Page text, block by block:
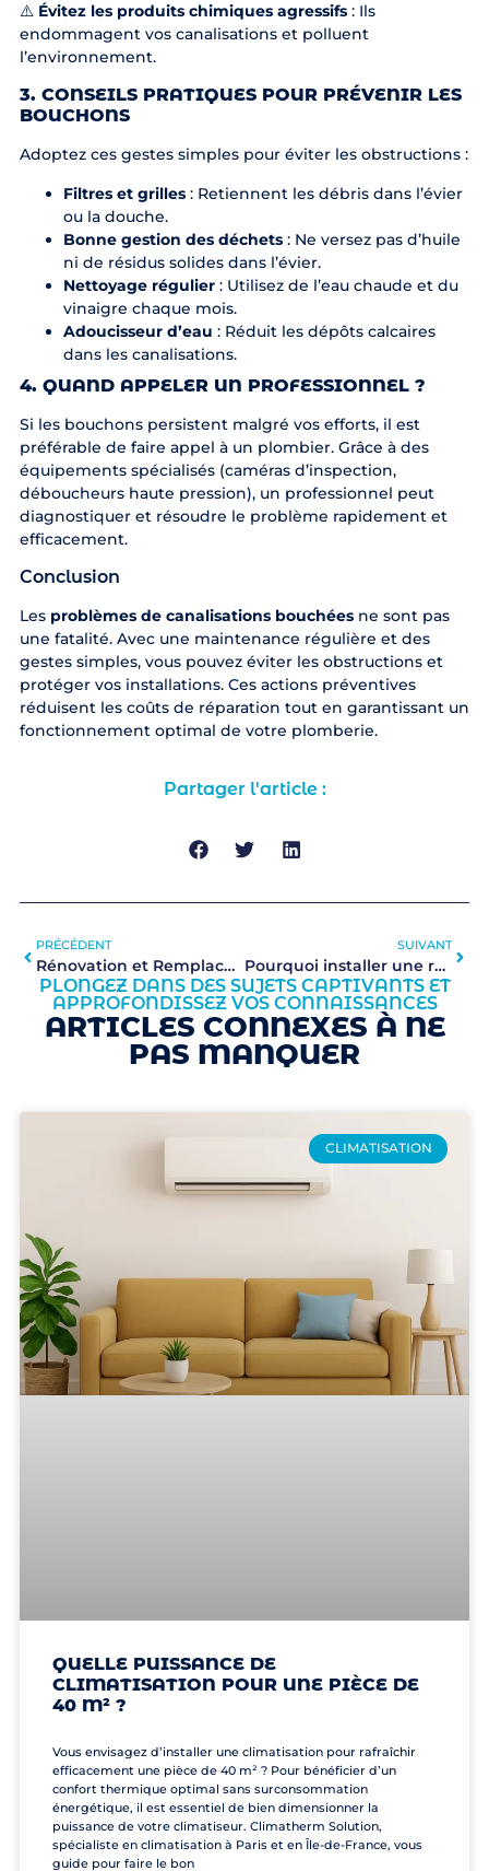
⚠️ Évitez les produits chimiques agressifs: Ils
endommagent vos canalisations et polluent
l’environnement.
3. CONSEILS PRATIQUES POUR PRÉVENIR LES
BOUCHONS
Adoptez ces gestes simples pour éviter les obstructions :
Filtres et grilles: Retiennent les débris dans l’évier
ou la douche.
Bonne gestion des déchets: Ne versez pas d’huile
ni de résidus solides dans l’évier.
Nettoyage régulier: Utilisez de l’eau chaude et du
vinaigre chaque mois.
Adoucisseur d’eau : Réduit les dépôts calcaires
dans les canalisations.
4. QUAND APPELER UN PROFESSIONNEL ?
Si les bouchons persistent malgré vos efforts, il est
préférable de faire appel à un plombier. Grâce à des
équipements spécialisés (caméras d’inspection,
déboucheurs haute pression), un professionnel peut
diagnostiquer et résoudre le problème rapidement et
efficacement.
Conclusion
Les problèmes de canalisations bouchéesne sont pas
une fatalité. Avec une maintenance régulière et des
gestes simples, vous pouvez éviter les obstructions et
protéger vos installations. Ces actions préventives
réduisent les coûts de réparation tout en garantissant un
fonctionnement optimal de votre plomberie.
Partager l'article :
PRÉCÉDENT
Rénovation et Remplacement de Systèmes Sanitaires
SUIVANT
Pourquoi installer une robinetterie éco-responsable dans votre maison ?
PLONGEZ DANS DES SUJETS CAPTIVANTS ET
APPROFONDISSEZ VOS CONNAISSANCES
ARTICLES CONNEXES À NE
PAS MANQUER
CLIMATISATION
QUELLE PUISSANCE DE
CLIMATISATION POUR UNE PIÈCE DE
40 M² ?
Vous envisagez d’installer une climatisation pour rafraîchir
efficacement une pièce de 40 m² ? Pour bénéficier d’un
confort thermique optimal sans surconsommation
énergétique, il est essentiel de bien dimensionner la
puissance de votre climatiseur. Climatherm Solution,
spécialiste en climatisation à Paris et en Île-de-France, vous
guide pour faire le bon